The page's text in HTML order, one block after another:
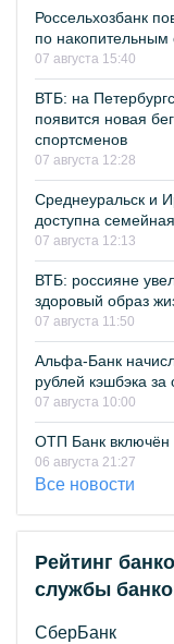
Россельхозбанк
по накопительным
07 августа 15:40
ВТБ: на
появится новая
спортсменов
07 августа 12:28
Среднеуральск и
доступна
07 августа 12:13
ВТБ: россияне
здоровый образ
07 августа 11:50
Альфа-Банк
рублей кэшбэка за
07 августа 10:00
ОТП Банк
06 августа 21:27
Все новости
Рейтинг
службы
СберБанк